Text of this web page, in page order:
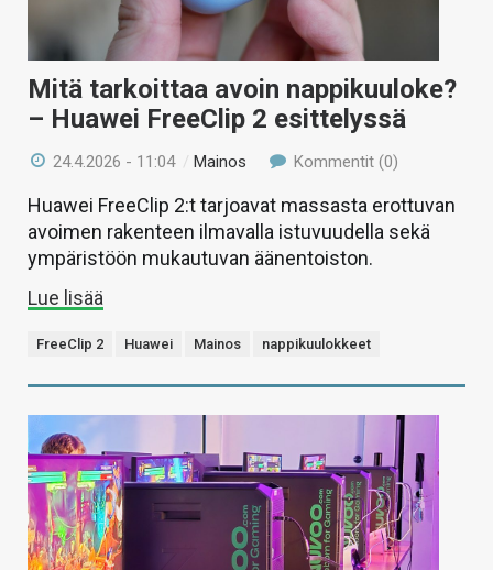
Mitä tarkoittaa avoin nappikuuloke?
– Huawei FreeClip 2 esittelyssä
24.4.2026 - 11:04 /Mainos Kommentit (0)
Huawei FreeClip 2:t tarjoavat massasta erottuvan
avoimen rakenteen ilmavalla istuvuudella sekä
ympäristöön mukautuvan äänentoiston.
Lue lisää
FreeClip 2 Huawei Mainos nappikuulokkeet